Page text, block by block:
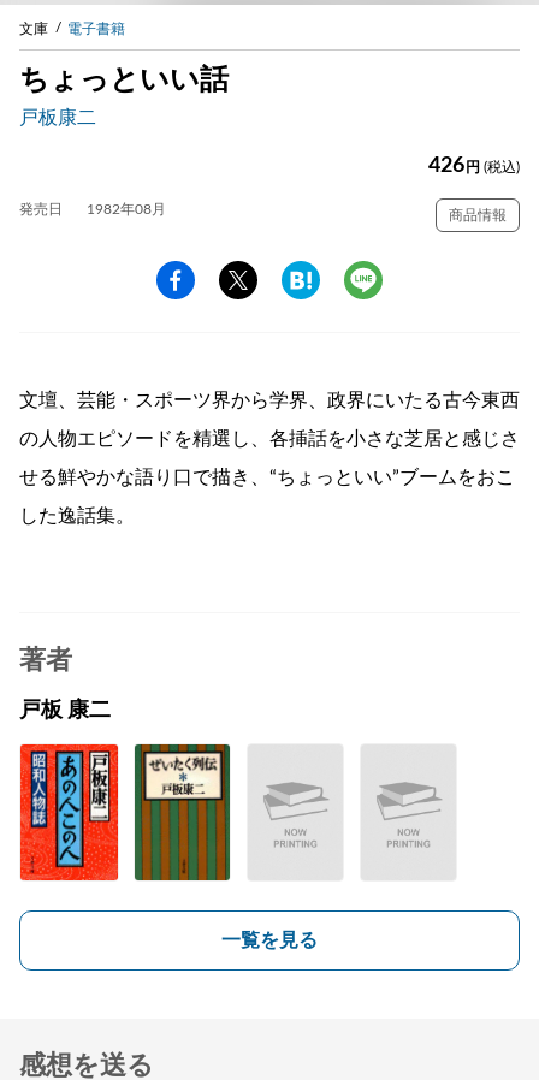
文庫 電子書籍
ちょっといい話
戸板康二
426 円 (税込)
発売日 1982年08月 商品情報
文壇、芸能・スポーツ界から学界、政界にいたる古今東西
の人物エピソードを精選し、各挿話を小さな芝居と感じさ
せる鮮やかな語り口で描き、“ちょっといい”ブームをおこ
した逸話集。
著者
戸板 康二
一覧を見る
感想を送る